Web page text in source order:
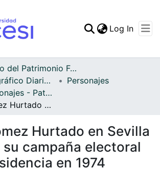
Statistics
Log In
Archivo del Patrimonio Fotográfico y Fílmico del Valle del Cauca
Fondo Fotográfico Diario Occidente
Personajes
FFDO - Personajes - Patrimonial
Álvaro Gómez Hurtado en Sevilla dentro de su campaña electoral por la presidencia en 1974
Hurtado en Sevilla
campaña electoral
en 1974